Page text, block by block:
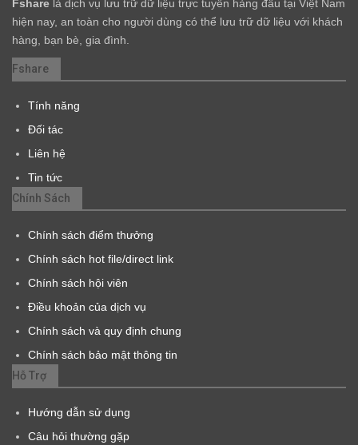
Fshare là dịch vụ lưu trữ dữ liệu trực tuyến hàng đầu tại Việt Nam
hiện nay, an toàn cho người dùng có thể lưu trữ dữ liệu với khách
hàng, bạn bè, gia đình.
Fshare
Tính năng
Đối tác
Liên hệ
Tin tức
Chính Sách
Chính sách điểm thưởng
Chính sách hot file/direct link
Chính sách hội viên
Điều khoản của dịch vụ
Chính sách và quy định chung
Chính sách bảo mật thông tin
Hỗ Trợ
Hướng dẫn sử dụng
Câu hỏi thường gặp